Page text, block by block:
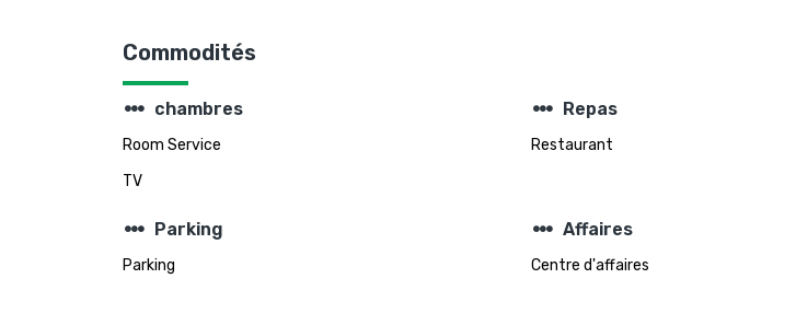
Commodités
steppers chambres
Room Service
TV
steppers Repas
Restaurant
steppers Parking
Parking
steppers Affaires
Centre d'affaires